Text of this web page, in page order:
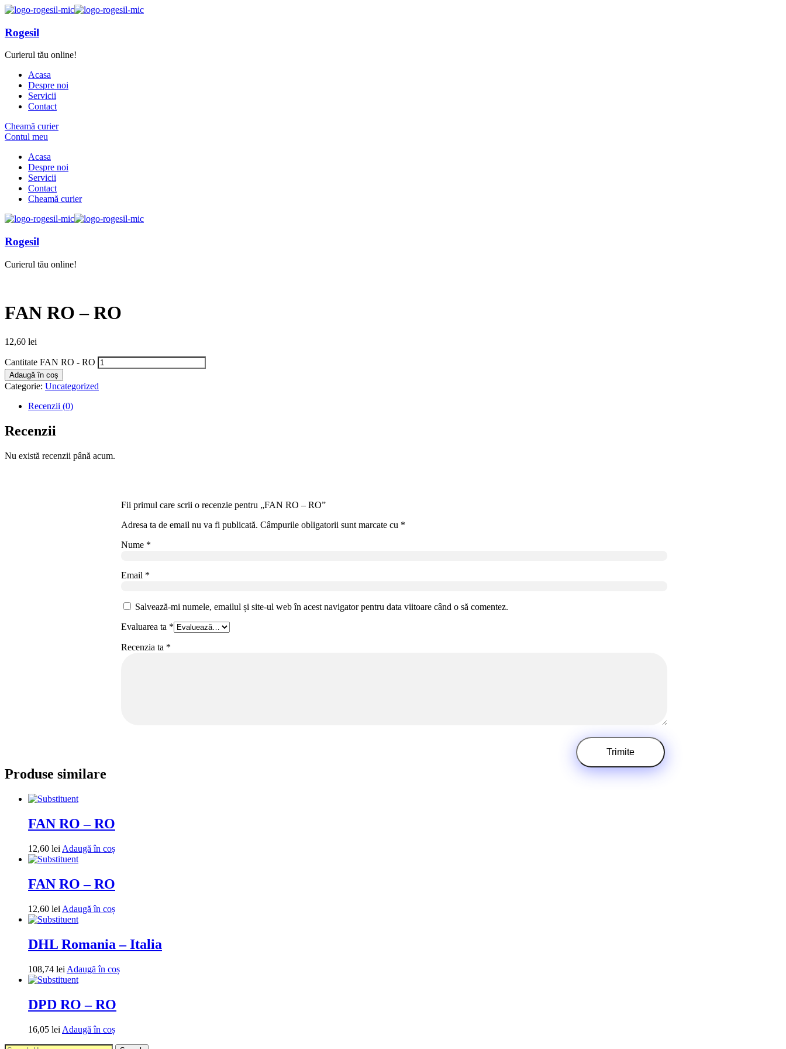
Rogesil
Curierul tău online!
Acasa
Despre noi
Servicii
Contact
Cheamă curier
Contul meu
Acasa
Despre noi
Servicii
Contact
Cheamă curier
Rogesil
Curierul tău online!
FAN RO – RO
12,60 lei
Cantitate FAN RO - RO
Adaugă în coș
Categorie: Uncategorized
Recenzii (0)
Recenzii
Nu există recenzii până acum.
Fii primul care scrii o recenzie pentru „FAN RO – RO”
Adresa ta de email nu va fi publicată. Câmpurile obligatorii sunt marcate cu *
Nume *
Email *
Salvează-mi numele, emailul și site-ul web în acest navigator pentru data viitoare când o să comentez.
Evaluarea ta *
Recenzia ta *
Produse similare
FAN RO – RO
12,60 lei Adaugă în coș
FAN RO – RO
12,60 lei Adaugă în coș
DHL Romania – Italia
108,74 lei Adaugă în coș
DPD RO – RO
16,05 lei Adaugă în coș